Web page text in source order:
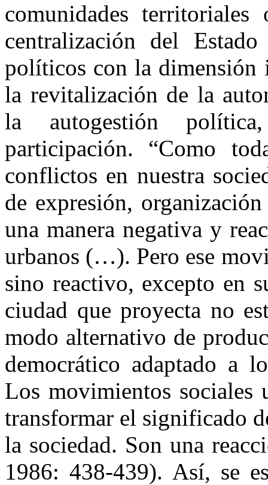
comunidades
centralización del
políticos con la dimensión
la revitalización de la
la autogestión
participación. “Como
conflictos en nuestra
de expresión,
una manera negativa y
urbanos (…). Pero ese
sino reactivo, excepto en
ciudad que proyecta no
modo alternativo de
democrático adaptado a
Los movimientos sociales
transformar el significado
la sociedad. Son una
1986: 438-439). Así, se